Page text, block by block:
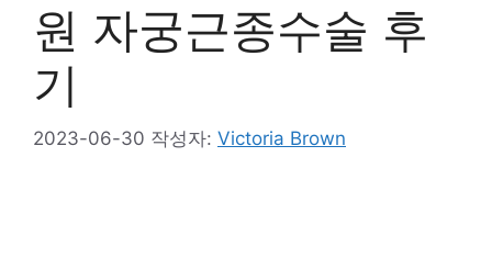
원 자궁근종수술 후
기
2023-06-30 작성자: Victoria Brown